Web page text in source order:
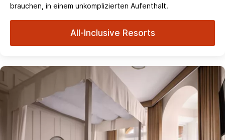
brauchen, in einem unkomplizierten Aufenthalt.
All-Inclusive Resorts